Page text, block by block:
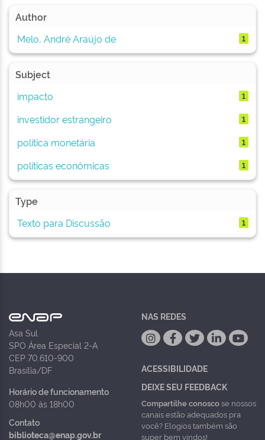
Author
Melo, André Araújo de
1
Subject
impacto
1
investidor estrangeiro 1
política monetária 1
políticas econômicas 1
Type
Texto para Discussão
1
Asa Sul
SPO Área Especial 2-A
CEP 70.610-900
Brasília/DF
Horário de funcionamento
08h00 às 18h00
Contato
biblioteca@enap.gov.br
NAS REDES
ACESSIBILIDADE
DEIXE SEU FEEDBACK
Compartilhe conoscose nossos
canais estão adequados pra
você? Elogios também são
super bem vindos!